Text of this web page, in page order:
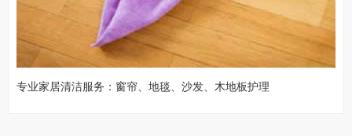
专业家居清洁服务：窗帘、地毯、沙发、木地板护理